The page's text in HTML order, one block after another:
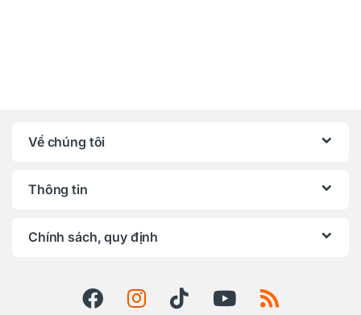
Về chúng tôi
Thông tin
Chính sách, quy định